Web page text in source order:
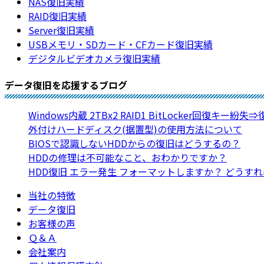
RAID復旧実績
Server復旧実績
USBメモリ・SDカード・CFカード復旧実績
デジタルビデオカメラ復旧実績
データ復旧を応援するブログ
Windows内蔵 2TBx2 RAID1 BitLocker回復キー紛失⇒
外付けハードディスク(据置型)の使用方法について
BIOSで認識しないHDDからの復旧はどうするの？
HDDの修理は不可能なこと、おわかりですか？
HDD復旧 エラー発生 フォーマットしますか？ どうす
当社の特徴
データ復旧
お客様の声
Ｑ＆Ａ
会社案内